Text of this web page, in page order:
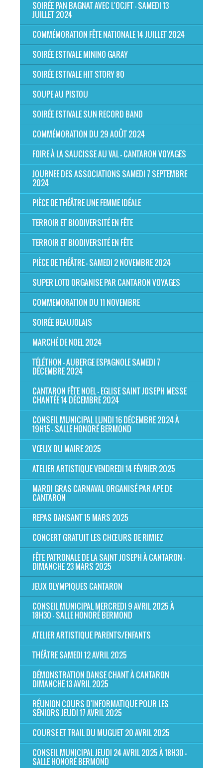
SOIRÉE PAN BAGNAT AVEC L'OCJFT - SAMEDI 13
JUILLET 2024
COMMÉMORATION FÊTE NATIONALE 14 JUILLET 2024
SOIRÉE ESTIVALE MININO GARAY
SOIRÉE ESTIVALE HIT STORY 80
SOUPE AU PISTOU
SOIRÉE ESTIVALE SUN RECORD BAND
COMMÉMORATION DU 29 AOÛT 2024
FOIRE À LA SAUCISSE AU VAL - CANTARON VOYAGES
JOURNEE DES ASSOCIATIONS SAMEDI 7 SEPTEMBRE
2024
PIÈCE DE THÉÂTRE UNE FEMME IDÉALE
TERROIR ET BIODIVERSITÉ EN FÊTE
TERROIR ET BIODIVERSITÉ EN FÊTE
PIÈCE DE THÉÂTRE - SAMEDI 2 NOVEMBRE 2024
SUPER LOTO ORGANISE PAR CANTARON VOYAGES
COMMEMORATION DU 11 NOVEMBRE
SOIRÉE BEAUJOLAIS
MARCHÉ DE NOEL 2024
TÉLÉTHON - AUBERGE ESPAGNOLE SAMEDI 7
DÉCEMBRE 2024
CANTARON FÊTE NOEL - EGLISE SAINT JOSEPH MESSE
CHANTÉE 14 DÉCEMBRE 2024
CONSEIL MUNICIPAL LUNDI 16 DÉCEMBRE 2024 À
19H15 - SALLE HONORÉ BERMOND
VŒUX DU MAIRE 2025
ATELIER ARTISTIQUE VENDREDI 14 FÉVRIER 2025
MARDI GRAS CARNAVAL ORGANISÉ PAR APE DE
CANTARON
REPAS DANSANT 15 MARS 2025
CONCERT GRATUIT LES CHŒURS DE RIMIEZ
FÊTE PATRONALE DE LA SAINT JOSEPH À CANTARON -
DIMANCHE 23 MARS 2025
JEUX OLYMPIQUES CANTARON
CONSEIL MUNICIPAL MERCREDI 9 AVRIL 2025 À
18H30 - SALLE HONORÉ BERMOND
ATELIER ARTISTIQUE PARENTS/ENFANTS
THÉÂTRE SAMEDI 12 AVRIL 2025
DÉMONSTRATION DANSE CHANT À CANTARON
DIMANCHE 13 AVRIL 2025
RÉUNION COURS D'INFORMATIQUE POUR LES
SÉNIORS JEUDI 17 AVRIL 2025
COURSE ET TRAIL DU MUGUET 20 AVRIL 2025
CONSEIL MUNICIPAL JEUDI 24 AVRIL 2025 À 18H30 -
SALLE HONORÉ BERMOND